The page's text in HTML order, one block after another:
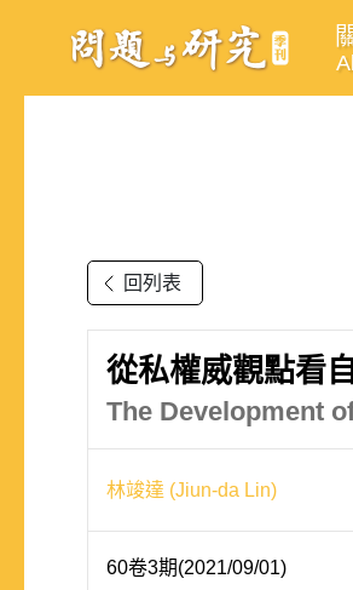
回列表
從私權威觀點看
The Development
林竣達 (Jiun-da Lin)
60卷3期(2021/09/01)